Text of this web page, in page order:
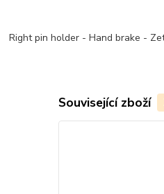
Right pin holder - Hand brake -
Související zboží